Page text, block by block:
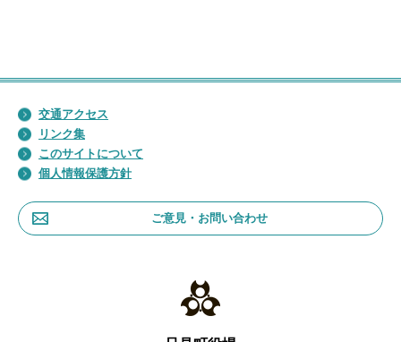
交通アクセス
リンク集
このサイトについて
個人情報保護方針
ご意見・お問い合わせ